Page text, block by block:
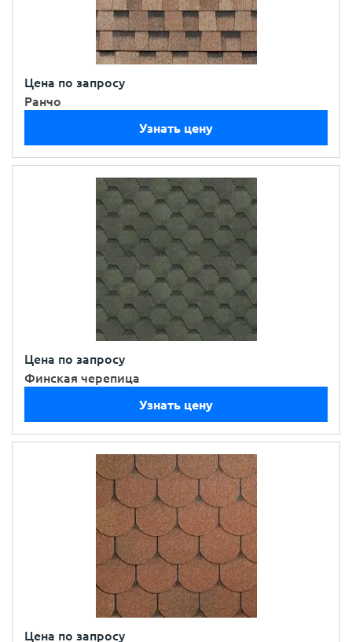
Цена по запросу
Ранчо
Узнать цену
Цена по запросу
Финская черепица
Узнать цену
Цена по запросу